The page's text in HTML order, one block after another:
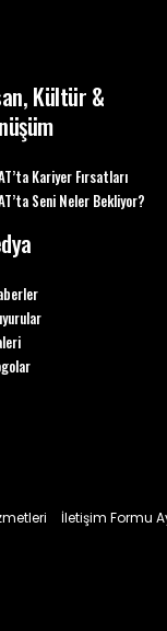
Kültür &
Kariyer Fırsatları
Seni Neler Bekliyor?
İletişim Formu